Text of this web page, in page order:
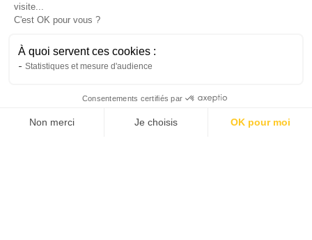
Faut-il installer un paratonnerre chez soi ?
Le paratonnerre protège votre maison des
recommandé ? Découvrez ce qu’il faut savoir.
26/2/25
4 minutes
visite...
C'est OK pour vous ?
À quoi servent ces cookies :
Statistiques et mesure d'audience
Consentements certifiés par
Non merci Je choisis OK pour moi